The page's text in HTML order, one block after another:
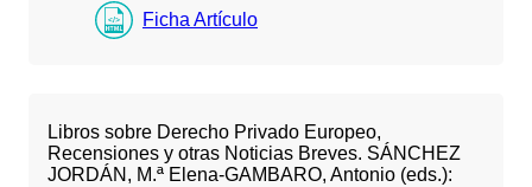
Ficha Artículo
Libros sobre Derecho Privado Europeo,
Recensiones y otras Noticias Breves. SÁNCHEZ
JORDÁN, M.ª Elena-GAMBARO, Antonio (eds.):